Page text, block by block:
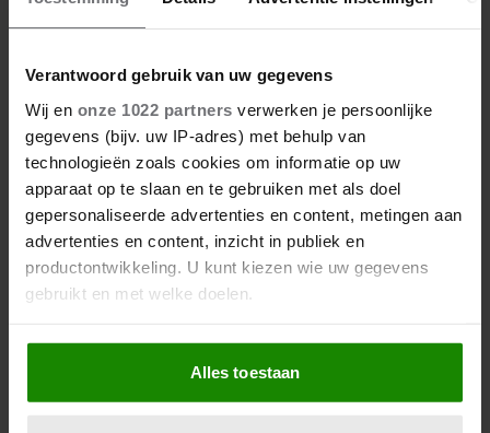
Verantwoord gebruik van uw gegevens
Wij en onze 1022 partners verwerken je persoonlijke
gegevens (bijv. uw IP-adres) met behulp van
technologieën zoals cookies om informatie op uw
apparaat op te slaan en te gebruiken met als doel
gepersonaliseerde advertenties en content, metingen aan
advertenties en content, inzicht in publiek en
productontwikkeling. U kunt kiezen wie uw gegevens
gebruikt en met welke doelen.
Als u het toestaat, willen we ook graag:
Informatie verzamelen over uw geografische
locatie, die tot een paar meter nauwkeurig kan zijn
Alles toestaan